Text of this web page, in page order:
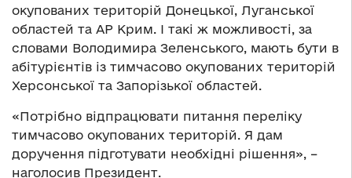
окупованих територій Донецької, Луганської
областей та АР Крим. І такі ж можливості, за
словами Володимира Зеленського, мають бути в
абітурієнтів із тимчасово окупованих територій
Херсонської та Запорізької областей.
«Потрібно відпрацювати питання переліку
тимчасово окупованих територій. Я дам
доручення підготувати необхідні рішення», –
наголосив Президент.